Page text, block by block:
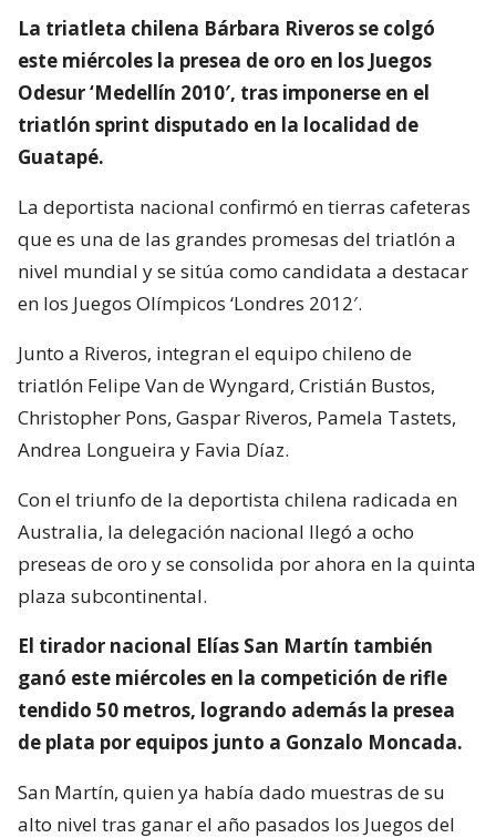
La triatleta chilena Bárbara Riveros se colgó
este miércoles la presea de oro en los Juegos
Odesur ‘Medellín 2010′, tras imponerse en el
triatlón sprint disputado en la localidad de
Guatapé.
La deportista nacional confirmó en tierras cafeteras
que es una de las grandes promesas del triatlón a
nivel mundial y se sitúa como candidata a destacar
en los Juegos Olímpicos ‘Londres 2012′.
Junto a Riveros, integran el equipo chileno de
triatlón Felipe Van de Wyngard, Cristián Bustos,
Christopher Pons, Gaspar Riveros, Pamela Tastets,
Andrea Longueira y Favia Díaz.
Con el triunfo de la deportista chilena radicada en
Australia, la delegación nacional llegó a ocho
preseas de oro y se consolida por ahora en la quinta
plaza subcontinental.
El tirador nacional Elías San Martín también
ganó este miércoles en la competición de rifle
tendido 50 metros, logrando además la presea
de plata por equipos junto a Gonzalo Moncada.
San Martín, quien ya había dado muestras de su
alto nivel tras ganar el año pasados los Juegos del